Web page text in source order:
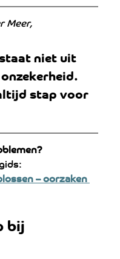
Meer,
niet uit
stap voor
– oorzaken
bij